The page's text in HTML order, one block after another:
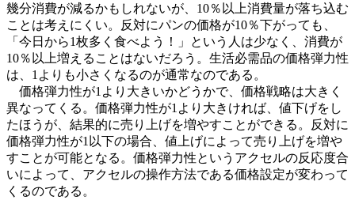
幾分消費が減るかもしれないが、10％以上消費量が落ち込む
ことは考えにくい。反対にパンの価格が10％下がっても、
「今日から1枚多く食べよう！」という人は少なく、消費が
10％以上増えることはないだろう。生活必需品の価格弾力性
は、1よりも小さくなるのが通常なのである。
価格弾力性が1より大きいかどうかで、価格戦略は大きく
異なってくる。価格弾力性が1より大きければ、値下げをし
たほうが、結果的に売り上げを増やすことができる。反対に
価格弾力性が1以下の場合、値上げによって売り上げを増や
すことが可能となる。価格弾力性というアクセルの反応度合
いによって、アクセルの操作方法である価格設定が変わって
くるのである。